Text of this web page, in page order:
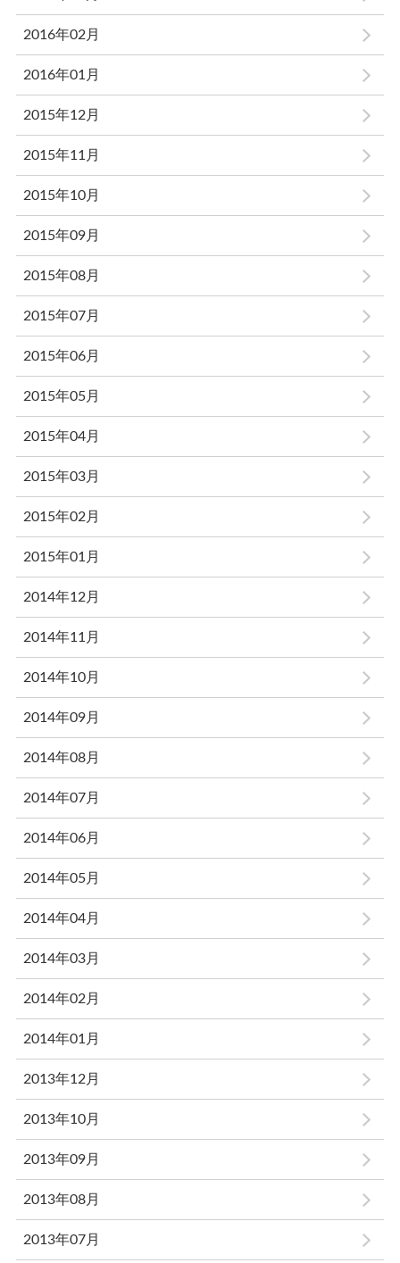
2016年02月
2016年01月
2015年12月
2015年11月
2015年10月
2015年09月
2015年08月
2015年07月
2015年06月
2015年05月
2015年04月
2015年03月
2015年02月
2015年01月
2014年12月
2014年11月
2014年10月
2014年09月
2014年08月
2014年07月
2014年06月
2014年05月
2014年04月
2014年03月
2014年02月
2014年01月
2013年12月
2013年10月
2013年09月
2013年08月
2013年07月